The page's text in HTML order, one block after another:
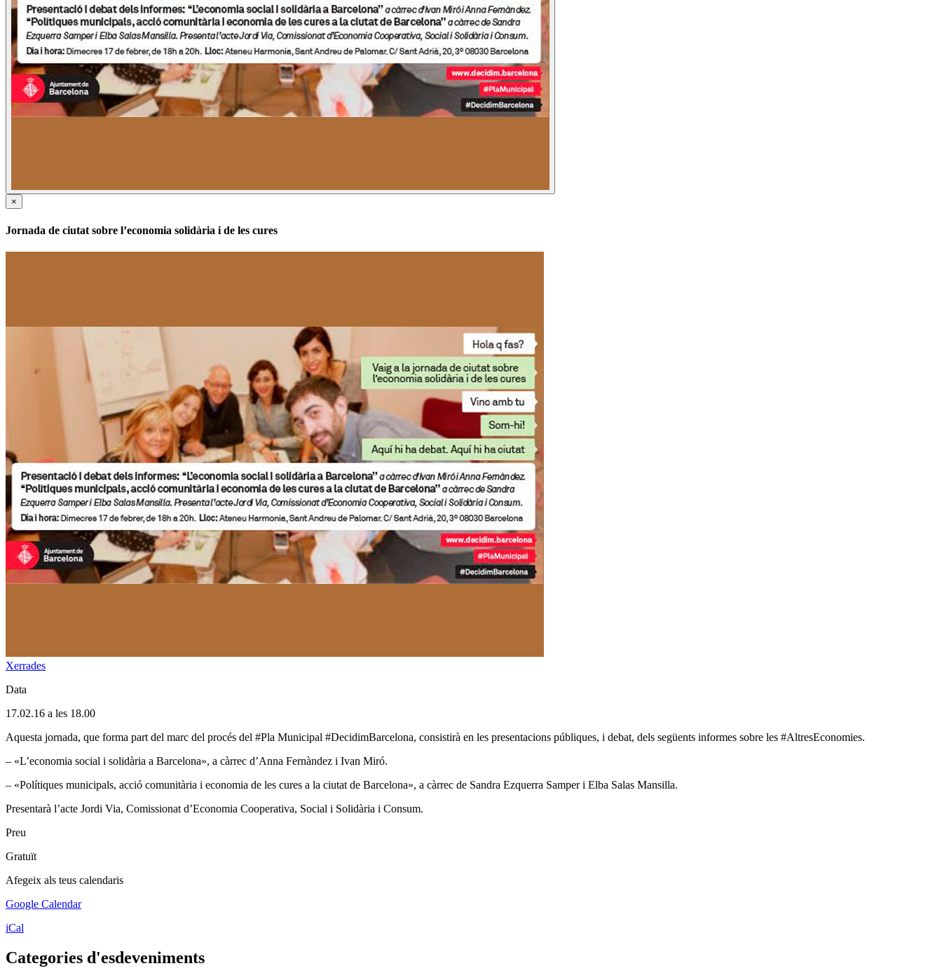
×
Jornada de ciutat sobre l’economia solidària i de les cures
Xerrades
Data
17.02.16 a les 18.00
Aquesta jornada, que forma part del marc del procés del #Pla Municipal #DecidimBarcelona, consistirà en les presentacions públiques, i debat, dels següents informes sobre les #AltresEconomies.
– «L’economia social i solidària a Barcelona», a càrrec d’Anna Fernàndez i Ivan Miró.
– «Polítiques municipals, acció comunitària i economia de les cures a la ciutat de Barcelona», a càrrec de Sandra Ezquerra Samper i Elba Salas Mansilla.
Presentarà l’acte Jordi Via, Comissionat d’Economia Cooperativa, Social i Solidària i Consum.
Preu
Gratuït
Afegeix als teus calendaris
Google Calendar
iCal
Categories d'esdeveniments